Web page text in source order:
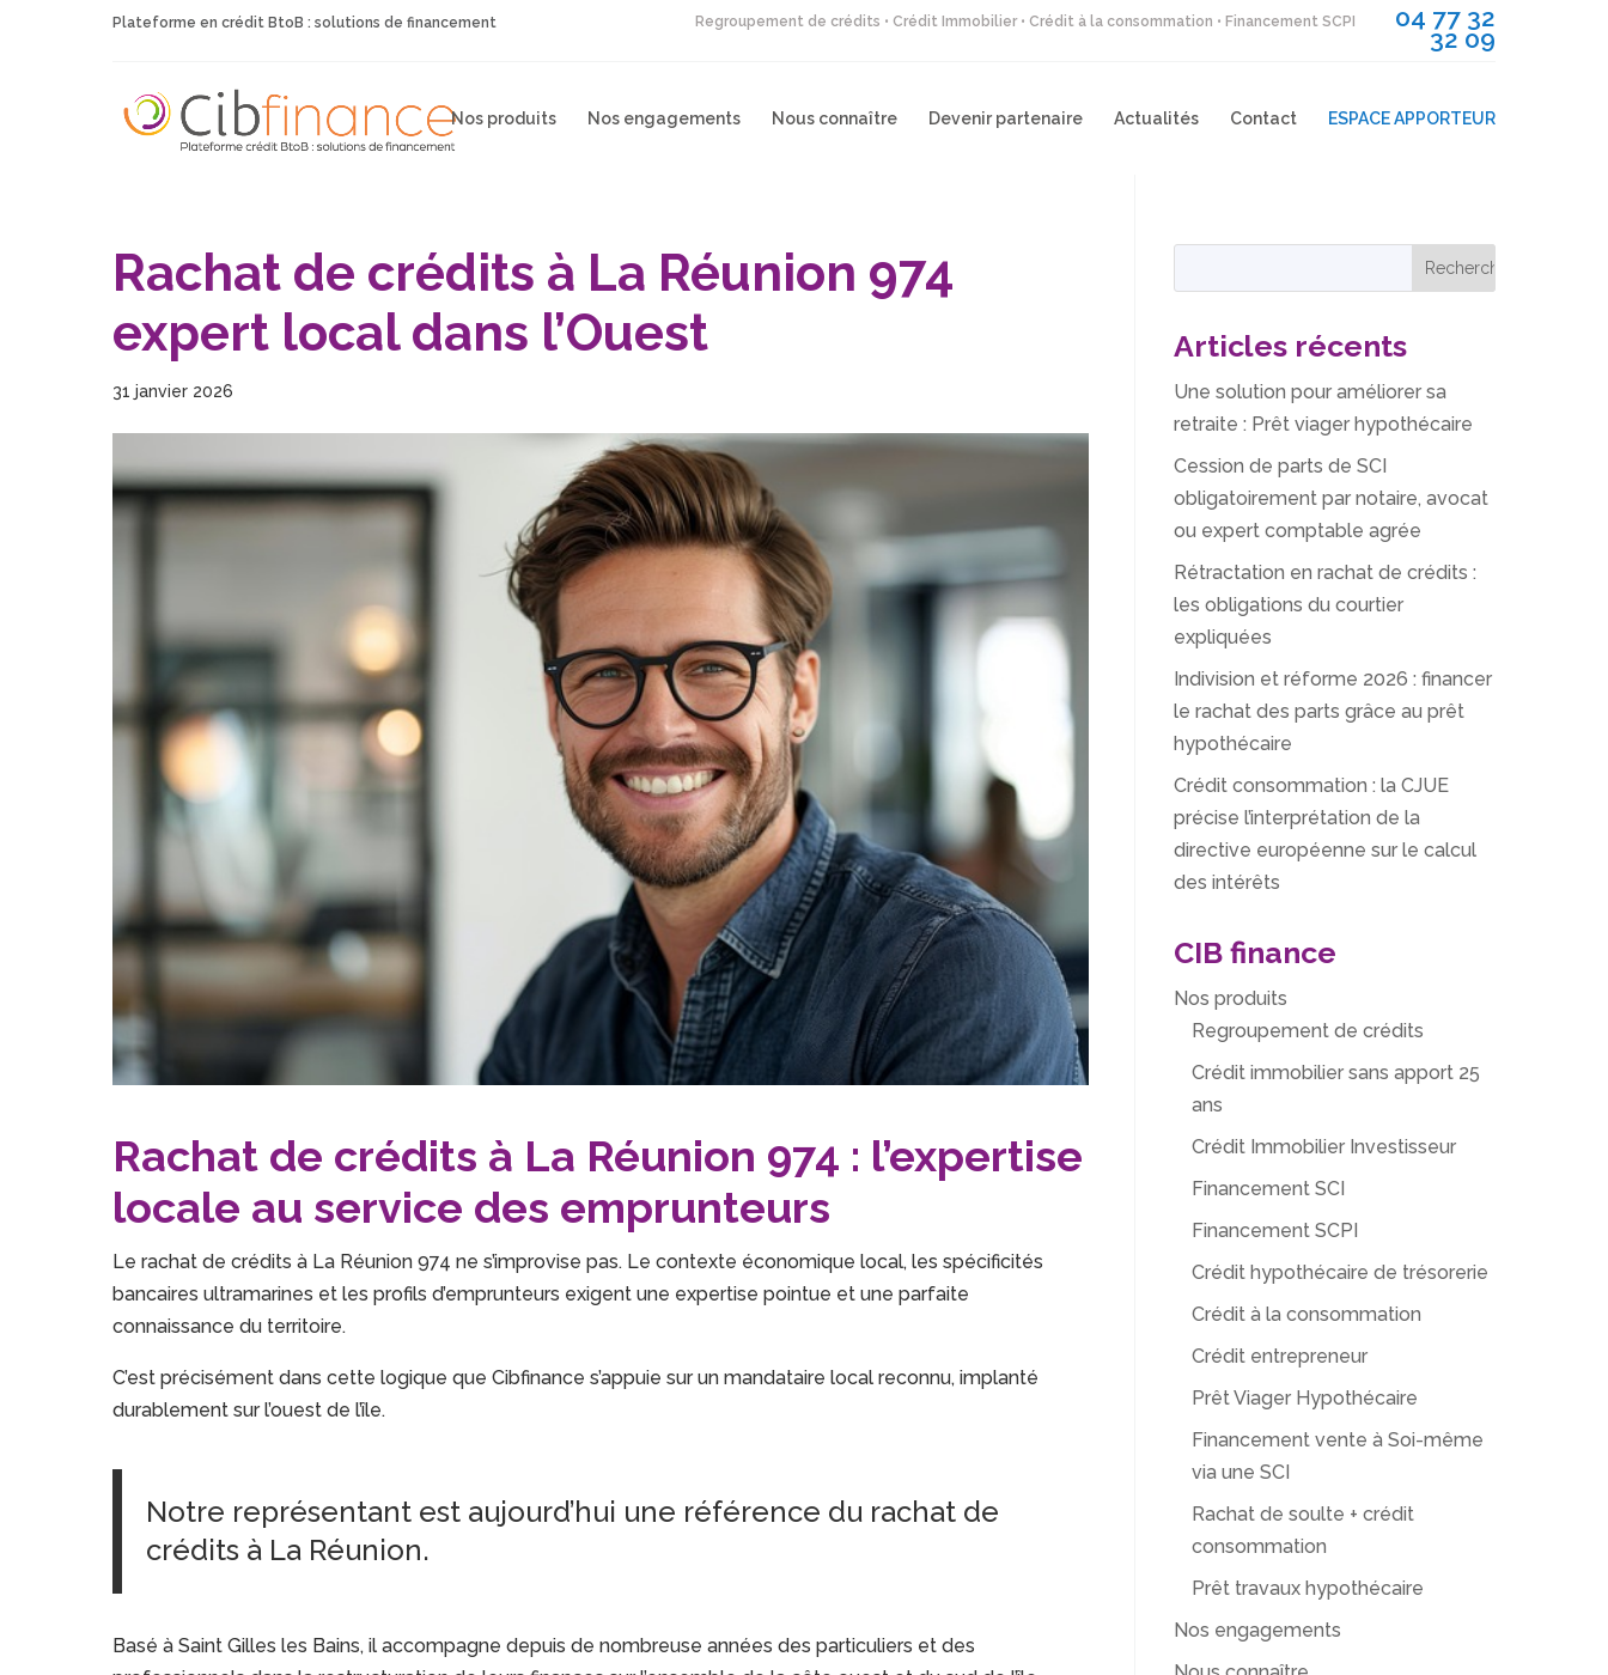
Plateforme en crédit BtoB : solutions de financement Regroupement de crédits • Crédit Immobilier • Crédit à la consommation • Financement SCPI 04 77 32
32 09
Nos produits Nos engagements Nous connaître Devenir partenaire Actualités Contact ESPACE APPORTEUR
Rachat de crédits à La Réunion 974
expert local dans l’Ouest
31 janvier 2026
Rachat de crédits à La Réunion 974 : l’expertise
locale au service des emprunteurs
Le rachat de crédits à La Réunion 974 ne s’improvise pas. Le contexte économique local, les spécificités
bancaires ultramarines et les profils d’emprunteurs exigent une expertise pointue et une parfaite
connaissance du territoire.
C’est précisément dans cette logique que Cibfinance s’appuie sur un mandataire local reconnu, implanté
durablement sur l’ouest de l’île.
Notre représentant est aujourd’hui une référence du rachat de
crédits à La Réunion.
Basé à Saint Gilles les Bains, il accompagne depuis de nombreuse années des particuliers et des
Articles récents
Une solution pour améliorer sa
retraite : Prêt viager hypothécaire
Cession de parts de SCI
obligatoirement par notaire, avocat
ou expert comptable agrée
Rétractation en rachat de crédits :
les obligations du courtier
expliquées
Indivision et réforme 2026 : financer
le rachat des parts grâce au prêt
hypothécaire
Crédit consommation : la CJUE
précise l’interprétation de la
directive européenne sur le calcul
des intérêts
CIB finance
Nos produits
Regroupement de crédits
Crédit immobilier sans apport 25
ans
Crédit Immobilier Investisseur
Financement SCI
Financement SCPI
Crédit hypothécaire de trésorerie
Crédit à la consommation
Crédit entrepreneur
Prêt Viager Hypothécaire
Financement vente à Soi-même
via une SCI
Rachat de soulte + crédit
consommation
Prêt travaux hypothécaire
Nos engagements